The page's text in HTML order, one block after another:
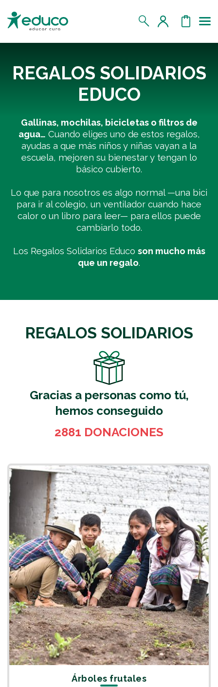
MIS DONATIVOS
MIS RETOS SOLIDARIOS
CERRAR SESIÓN
REGALOS SOLIDARIOS
EDUCO
Gallinas, mochilas, bicicletas o filtros de
agua… Cuando eliges uno de estos regalos,
ayudas a que más niños y niñas vayan a la
escuela, mejoren su bienestar y tengan lo
básico cubierto.
Lo que para nosotros es algo normal —una bici
para ir al colegio, un ventilador cuando hace
calor o un libro para leer— para ellos puede
cambiarlo todo.
Los Regalos Solidarios Educo son mucho más
que un regalo.
REGALOS SOLIDARIOS
Gracias a personas como tú,
hemos conseguido
2881 DONACIONES
Árboles frutales